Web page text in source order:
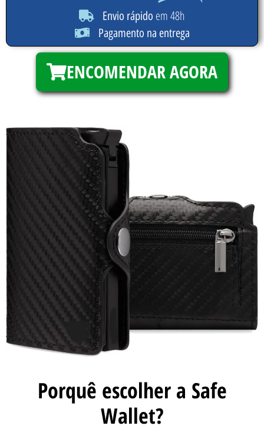
Envio rápido em 48h
Pagamento na entrega
ENCOMENDAR AGORA
Porquê escolher a Safe
Wallet?